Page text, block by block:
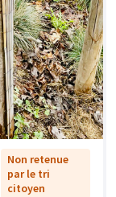
Non retenue
par le tri
citoyen